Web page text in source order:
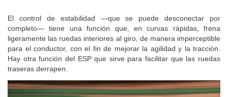
El control de estabilidad —que se puede desconectar por
completo— tiene una función que, en curvas rápidas, frena
ligeramente las ruedas interiores al giro, de manera imperceptible
para el conductor, con el fin de mejorar la agilidad y la tracción.
Hay otra función del ESP que sirve para facilitar que las ruedas
traseras derrapen.